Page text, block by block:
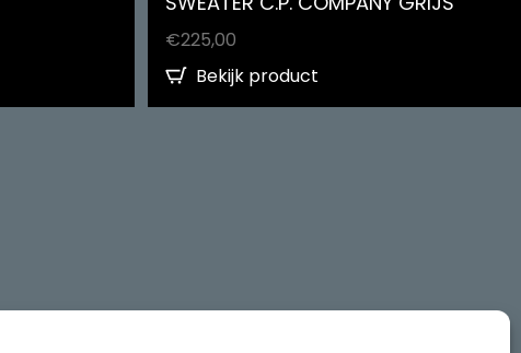
€225,00
Bekijk product